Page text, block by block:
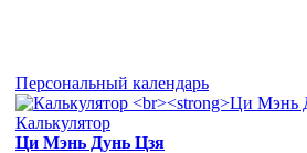
Персональный календарь
Калькулятор
Ци Мэнь Дунь Цзя